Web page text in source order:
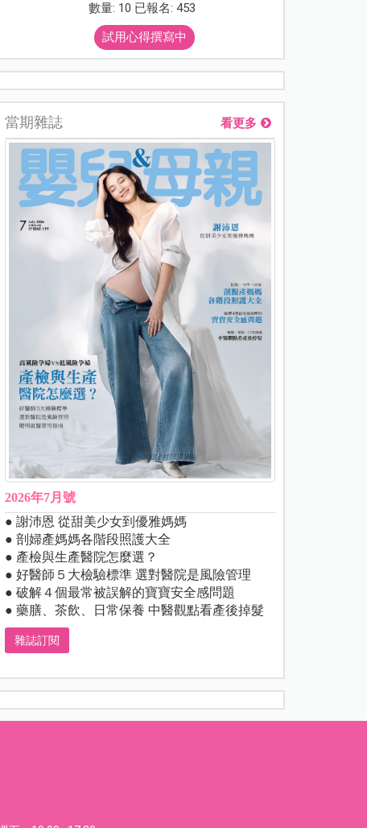
數量: 10 已報名: 453
試用心得撰寫中
當期雜誌 看更多
2026年7月號
● 謝沛恩 從甜美少女到優雅媽媽
● 剖婦產媽媽各階段照護大全
● 產檢與生產醫院怎麼選？
● 好醫師５大檢驗標準 選對醫院是風險管理
● 破解４個最常被誤解的寶寶安全感問題
● 藥膳、茶飲、日常保養 中醫觀點看產後掉髮
雜誌訂閱